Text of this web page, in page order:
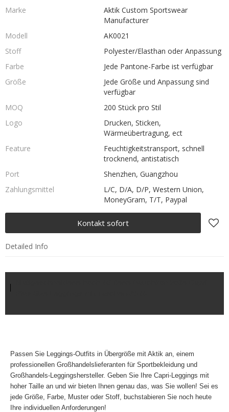
Marke
Aktik Custom Sportswear
Manufacturer
Modell
AK0021
Stoff
Polyester/Elasthan oder Anpassung
Farbe
Jede Pantone-Farbe ist verfügbar
Größe
Jede Größe und Anpassung sind
verfügbar
MOQ
200 Stück pro Stil
Logo
Drucken, Sticken,
Wärmeübertragung, ect
Feature
Feuchtigkeitstransport, schnell
trocknend, antistatisch
Port
Shenzhen, Guangzhou
Zahlungsmittel
L/C, D/A, D/P, Western Union,
MoneyGram, T/T, Paypal
Kontakt sofort
Detailed Info
Passen Sie Leggings-Outfits in Übergröße mit Aktik an, einem
professionellen Großhandelslieferanten für Sportbekleidung und
Großhandels-Leggingshersteller. Geben Sie Ihre Capri-Leggings mit
hoher Taille an und wir bieten Ihnen genau das, was Sie wollen! Sei es
jede Größe, Farbe, Muster oder Stoff, buchstabieren Sie noch heute
Ihre individuellen Anforderungen!